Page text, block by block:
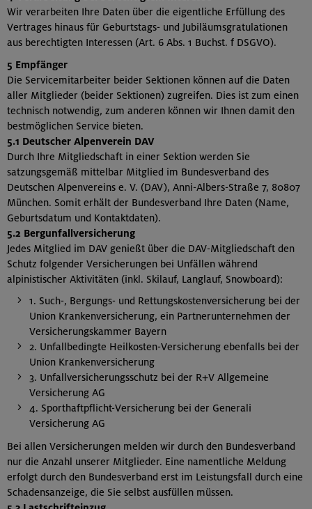
Wir verarbeiten Ihre Daten über die eigentliche Erfüllung des
Vertrages hinaus für Geburtstags- und Jubiläumsgratulationen
aus berechtigten Interessen (Art. 6 Abs. 1 Buchst. f DSGVO).
5 Empfänger
Die Servicemitarbeiter beider Sektionen können auf die Daten
aller Mitglieder (beider Sektionen) zugreifen. Dies ist zum einen
technisch notwendig, zum anderen können wir Ihnen damit den
bestmöglichen Service bieten.
5.1 Deutscher Alpenverein DAV
Durch Ihre Mitgliedschaft in einer Sektion werden Sie
satzungsgemäß mittelbar Mitglied im Bundesverband des
Deutschen Alpenvereins e. V. (DAV), Anni-Albers-Straße 7, 80807
München. Somit erhält der Bundesverband Ihre Daten (Name,
Geburtsdatum und Kontaktdaten).
5.2 Bergunfallversicherung
Jedes Mitglied im DAV genießt über die DAV-Mitgliedschaft den
Schutz folgender Versicherungen bei Unfällen während
alpinistischer Aktivitäten (inkl. Skilauf, Langlauf, Snowboard):
1. Such-, Bergungs- und Rettungskostenversicherung bei der
Union Krankenversicherung, ein Partnerunternehmen der
Versicherungskammer Bayern
2. Unfallbedingte Heilkosten-Versicherung ebenfalls bei der
Union Krankenversicherung
3. Unfallversicherungsschutz bei der R+V Allgemeine
Versicherung AG
4. Sporthaftpflicht-Versicherung bei der Generali
Versicherung AG
Bei allen Versicherungen melden wir durch den Bundesverband
nur die Anzahl unserer Mitglieder. Eine namentliche Meldung
erfolgt durch den Bundesverband erst im Leistungsfall durch eine
Schadensanzeige, die Sie selbst ausfüllen müssen.